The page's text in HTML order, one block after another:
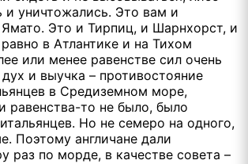
и уничтожались. Это вам и
Это и Тирпиц, и Шарнхорст, и
в Атлантике и на Тихом
или менее равенстве сил очень
и выучка – противостояние
в Средиземном море,
равенства-то не было, было
Но не семеро на одного,
Поэтому англичане дали
раз по морде, в качестве совета –